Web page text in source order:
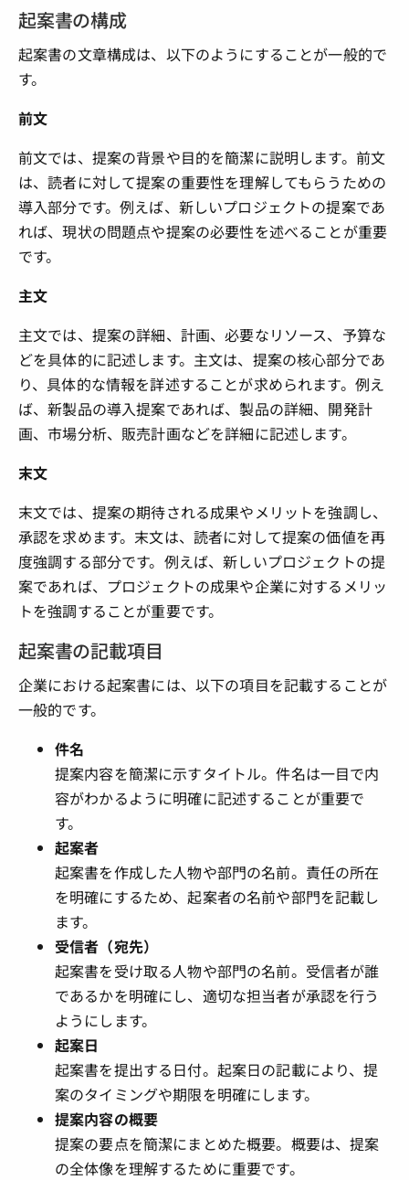
起案書の構成
起案書の文章構成は、以下のようにすることが一般的で
す。
前文
前文では、提案の背景や目的を簡潔に説明します。前文
は、読者に対して提案の重要性を理解してもらうための
導入部分です。例えば、新しいプロジェクトの提案であ
れば、現状の問題点や提案の必要性を述べることが重要
です。
主文
主文では、提案の詳細、計画、必要なリソース、予算な
どを具体的に記述します。主文は、提案の核心部分であ
り、具体的な情報を詳述することが求められます。例え
ば、新製品の導入提案であれば、製品の詳細、開発計
画、市場分析、販売計画などを詳細に記述します。
末文
末文では、提案の期待される成果やメリットを強調し、
承認を求めます。末文は、読者に対して提案の価値を再
度強調する部分です。例えば、新しいプロジェクトの提
案であれば、プロジェクトの成果や企業に対するメリッ
トを強調することが重要です。
起案書の記載項目
企業における起案書には、以下の項目を記載することが
一般的です。
件名
提案内容を簡潔に示すタイトル。件名は一目で内
容がわかるように明確に記述することが重要で
す。
起案者
起案書を作成した人物や部門の名前。責任の所在
を明確にするため、起案者の名前や部門を記載し
ます。
受信者（宛先）
起案書を受け取る人物や部門の名前。受信者が誰
であるかを明確にし、適切な担当者が承認を行う
ようにします。
起案日
起案書を提出する日付。起案日の記載により、提
案のタイミングや期限を明確にします。
提案内容の概要
提案の要点を簡潔にまとめた概要。概要は、提案
の全体像を理解するために重要です。